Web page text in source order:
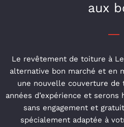
aux
Le revêtement de toiture à
alternative bon marché et en
une nouvelle couverture de
années d’expérience et
sans engagement et
spécialement adaptée à